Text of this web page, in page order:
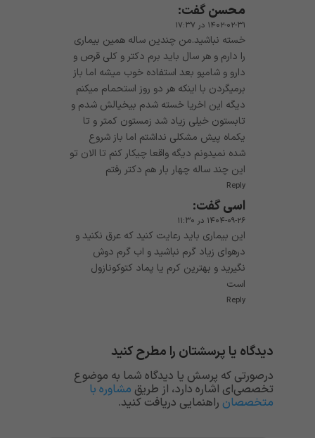
محسنگفت:
۱۴۰۲-۰۲-۳۱ در ۱۷:۳۷
خسته نباشید.من چندین ساله همین بیماری
را دارم و هر سال باید برم دکتر و کلی قرص و
دارو و شامپو بعد استفاده خوب میشه اما باز
برمیگردن با اینکه هر دو روز استحمام میکنم
دیگه این اخریا خسته شدم بیخیالش شدم و
تابستون خیلی زیاد شد زمستون کمتر و تا
یکماه پیش مشکلی نداشتم اما باز شروع
شده نمیدونم دیگه واقعا چیکار کنم تا الان تو
این چند ساله چهار بار هم دکتر رفتم
Reply
اسیگفت:
۱۴۰۴-۰۹-۲۶ در ۱۱:۳۰
این بیماری باید رعایت کنید که عرق نکنید و
درهوای زیاد گرم نباشید و اب گرم دوش
نگیرید و بهترین کرم یا پماد کتوکونازول
است
Reply
دیدگاه یا پرسشتان را مطرح کنید
درصورتی که پرسش یا دیدگاه شما به موضوع
تخصصی‌ای اشاره دارد، از طریق مشاوره با
متخصصان راهنمایی دریافت کنید.